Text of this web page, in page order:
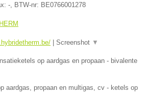
- , BTW-nr: BE0766001278
| Screenshot ▼
op aardgas en propaan - bivalente
aardgas, propaan en multigas, cv - ketels op